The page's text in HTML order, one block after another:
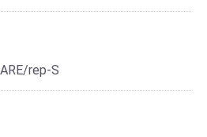
rep-S